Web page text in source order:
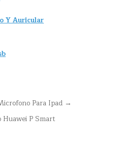
Y Auricular
Para Ipad →
P Smart